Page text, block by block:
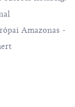
Amazonas -